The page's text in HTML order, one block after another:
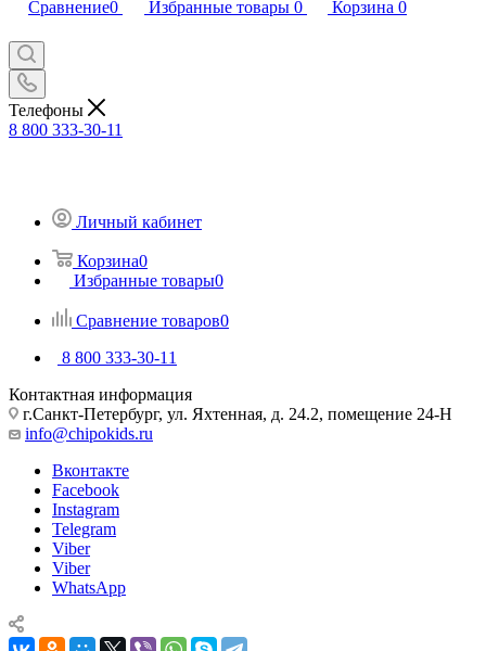
Сравнение0 Избранные товары 0 Корзина 0
Телефоны
8 800 333-30-11
Личный кабинет
Корзина0
Избранные товары0
Сравнение товаров0
8 800 333-30-11
Контактная информация
г.Санкт-Петербург, ул. Яхтенная, д. 24.2, помещение 24-Н
info@chipokids.ru
Вконтакте
Facebook
Instagram
Telegram
Viber
Viber
WhatsApp